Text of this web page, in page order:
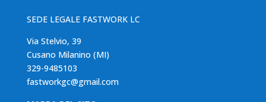
SEDE LEGALE FASTWORK LC
Via Stelvio, 39
Cusano Milanino (MI)
329-9485103
fastworkgc@gmail.com